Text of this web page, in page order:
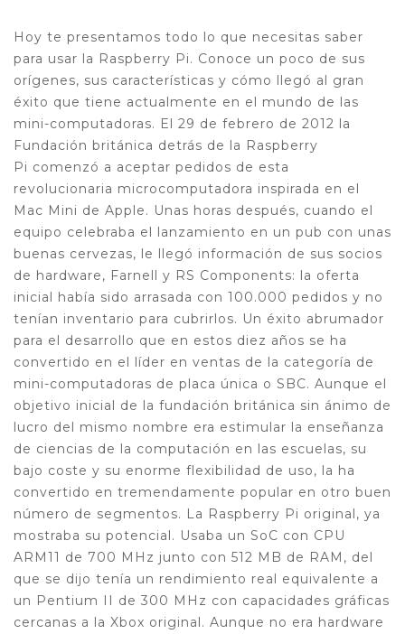
Hoy te presentamos todo lo que necesitas saber
para usar la Raspberry Pi. Conoce un poco de sus
orígenes, sus características y cómo llegó al gran
éxito que tiene actualmente en el mundo de las
mini-computadoras. El 29 de febrero de 2012 la
Fundación británica detrás de la Raspberry
Pi comenzó a aceptar pedidos de esta
revolucionaria microcomputadora inspirada en el
Mac Mini de Apple. Unas horas después, cuando el
equipo celebraba el lanzamiento en un pub con unas
buenas cervezas, le llegó información de sus socios
de hardware, Farnell y RS Components: la oferta
inicial había sido arrasada con 100.000 pedidos y no
tenían inventario para cubrirlos. Un éxito abrumador
para el desarrollo que en estos diez años se ha
convertido en el líder en ventas de la categoría de
mini-computadoras de placa única o SBC. Aunque el
objetivo inicial de la fundación británica sin ánimo de
lucro del mismo nombre era estimular la enseñanza
de ciencias de la computación en las escuelas, su
bajo coste y su enorme flexibilidad de uso, la ha
convertido en tremendamente popular en otro buen
número de segmentos. La Raspberry Pi original, ya
mostraba su potencial. Usaba un SoC con CPU
ARM11 de 700 MHz junto con 512 MB de RAM, del
que se dijo tenía un rendimiento real equivalente a
un Pentium II de 300 MHz con capacidades gráficas
cercanas a la Xbox original. Aunque no era hardware